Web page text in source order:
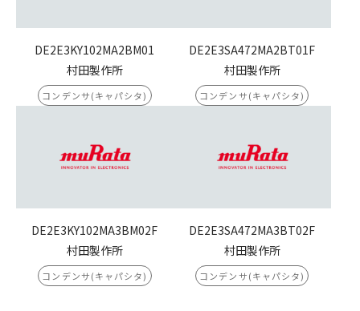
DE2E3KY102MA2BM01
村田製作所
コンデンサ(キャパシタ)
DE2E3SA472MA2BT01F
村田製作所
コンデンサ(キャパシタ)
DE2E3KY102MA3BM02F
村田製作所
コンデンサ(キャパシタ)
DE2E3SA472MA3BT02F
村田製作所
コンデンサ(キャパシタ)